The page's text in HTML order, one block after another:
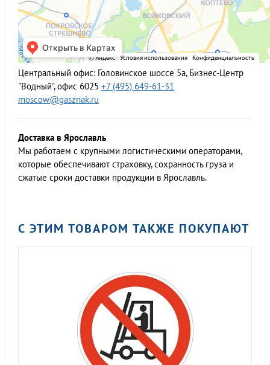
Центральный офис: Головинское шоссе 5а, Бизнес-Центр
"Водный", офис 6025 +7 (495) 649-61-31
moscow@gasznak.ru
Доставка в Ярославль
Мы работаем c крупными логистическими операторами,
которые обеспечивают страховку, сохранность груза и
сжатые сроки доставки продукции в Ярославль.
С ЭТИМ ТОВАРОМ ТАКЖЕ ПОКУПАЮТ